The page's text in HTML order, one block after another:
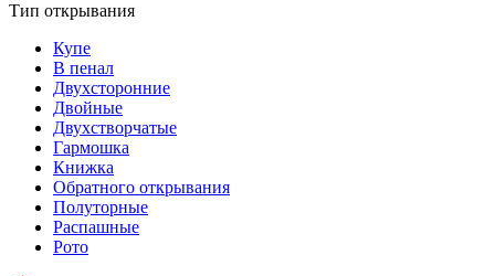
Тип открывания
Купе
В пенал
Двухсторонние
Двойные
Двухстворчатые
Гармошка
Книжка
Обратного открывания
Полуторные
Распашные
Рото